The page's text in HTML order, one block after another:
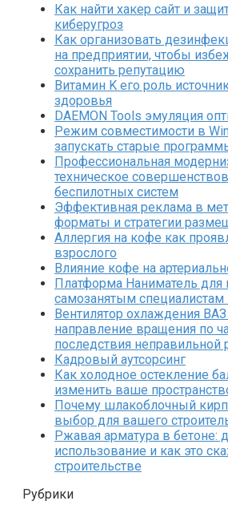
Как найти хакер сайт и
киберугроз
Как организовать
на предприятии, чтобы
сохранить репутацию
Витамин K его роль
здоровья
DAEMON Tools эмуляция
Режим совместимости в
запускать старые
Профессиональная
техническое
беспилотных систем
Эффективная реклама в
форматы и стратегии
Аллергия на кофе как
взрослого
Влияние кофе на
Платформа Наниматель для
самозанятым
Вентилятор охлаждения
направление вращения по
последствия неправильной
Кадровый аутсорсинг
Как холодное остекление
изменить ваше
Почему шлакоблочный
выбор для вашего
Ржавая арматура в бетоне:
использование и как это
строительстве
Рубрики